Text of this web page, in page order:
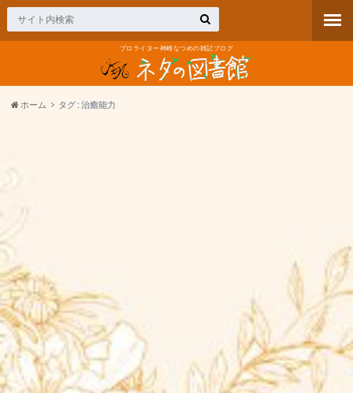
プロライター神崎なつめの雑記ブログ
ホーム タグ : 治癒能力